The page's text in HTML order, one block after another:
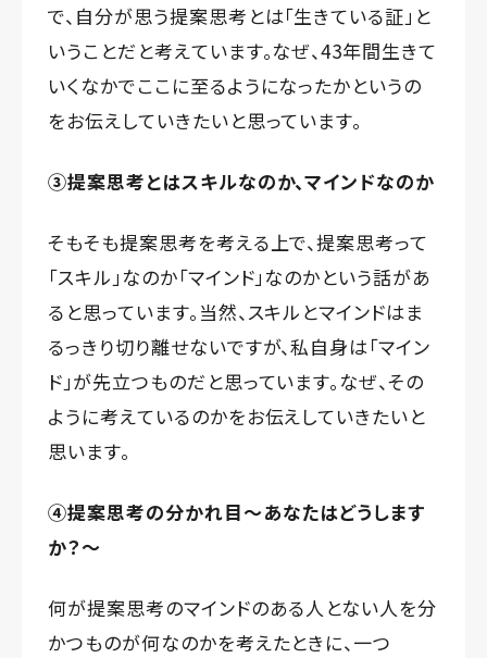
で、自分が思う提案思考とは「生きている証」と
いうことだと考えています。なぜ、43年間生きて
いくなかでここに至るようになったかというの
をお伝えしていきたいと思っています。
③提案思考とはスキルなのか、マインドなのか
そもそも提案思考を考える上で、提案思考って
「スキル」なのか「マインド」なのかという話があ
ると思っています。当然、スキルとマインドはま
るっきり切り離せないですが、私自身は「マイン
ド」が先立つものだと思っています。なぜ、その
ように考えているのかをお伝えしていきたいと
思います。
④提案思考の分かれ目～あなたはどうします
か？～
何が提案思考のマインドのある人とない人を分
かつものが何なのかを考えたときに、一つ